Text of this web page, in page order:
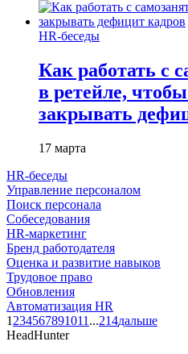
HR-беседы
Как работать с
в ретейле,
закрывать
17 марта
HR-беседы
Управление персоналом
Поиск персонала
Собеседования
HR-маркетинг
Бренд работодателя
Оценка и развитие навыков
Трудовое право
Обновления
Автоматизация HR
1 234567891011 ...214дальше
HeadHunter